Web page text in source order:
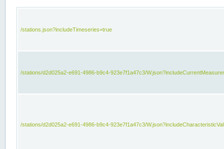
/stations.json?includeTimeseries=true
/stations/d2d025a2-e691-4986-b9c4-923e7f1a47c3/
/stations/d2d025a2-e691-4986-b9c4-923e7f1a47c3/